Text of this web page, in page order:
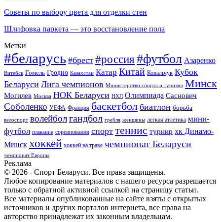
Советы по выбору цвета для отделки стен
Шлифовка паркета — это восстановление пола
Метки
#беларусь #брест #россия#футбол Азаренко
Витебск Гомель Гродно Казахстан Катар Китай Ковальчук Кубок
Беларуси Лига чемпионов Министерство спорта и туризма Минск
Могилев Москва НОК Беларуси НХЛ Олимпиада Саснович
Соболенко УЕФА Франция баскетбол биатлон борьба
велоспорт волейболгандбол гребля женщины легкая атлетика мини-
футбол плавание соревнования спорт теннис турнир хк Динамо-
Минск хоккей хоккей на траве чемпионат Беларуси
чемпионат Европы
Реклама
© 2026 - Спорт Беларуси. Все права защищены.
Любое копирование материалов с нашего ресурса разрешается
только с обратной активной ссылкой на страницу статьи.
Все материалы опубликованные на сайте взяты с открытых
источников и других порталов интернета, все права на
авторство принадлежат их законным владельцам.